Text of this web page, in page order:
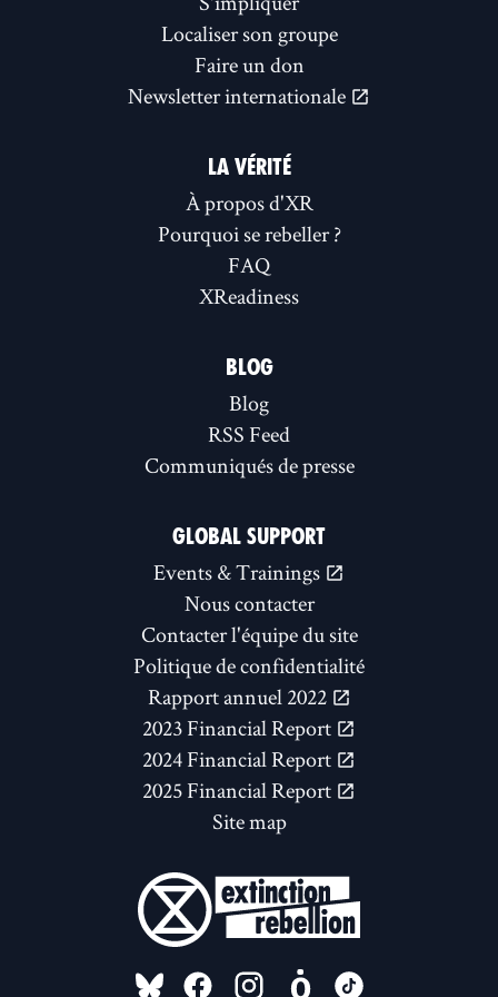
Localiser son groupe
Faire un don
Newsletter internationale
LA VÉRITÉ
À propos d'XR
Pourquoi se rebeller ?
FAQ
XReadiness
BLOG
Blog
RSS Feed
Communiqués de presse
GLOBAL SUPPORT
Events & Trainings
Nous contacter
Contacter l'équipe du site
Politique de confidentialité
Rapport annuel 2022
2023 Financial Report
2024 Financial Report
2025 Financial Report
Site map
FOLLOW US ON